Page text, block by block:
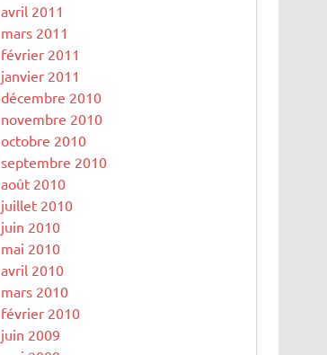
avril 2011
mars 2011
février 2011
janvier 2011
décembre 2010
novembre 2010
octobre 2010
septembre 2010
août 2010
juillet 2010
juin 2010
mai 2010
avril 2010
mars 2010
février 2010
juin 2009